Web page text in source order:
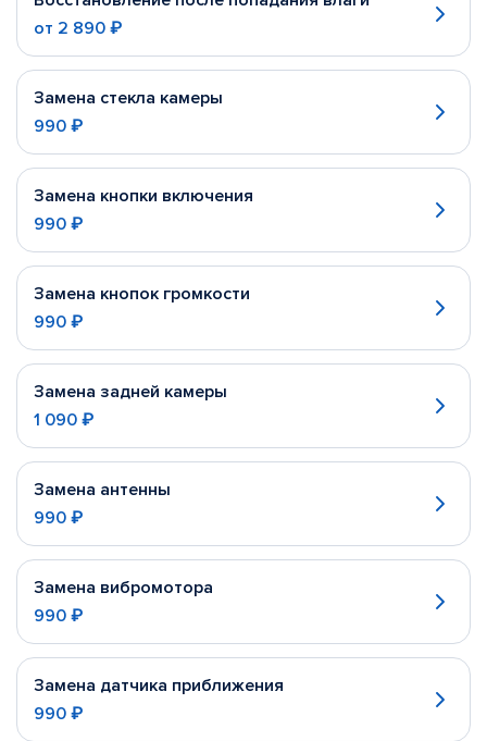
от 2 890 ₽
Замена стекла камеры
990 ₽
Замена кнопки включения
990 ₽
Замена кнопок громкости
990 ₽
Замена задней камеры
1 090 ₽
Замена антенны
990 ₽
Замена вибромотора
990 ₽
Замена датчика приближения
990 ₽